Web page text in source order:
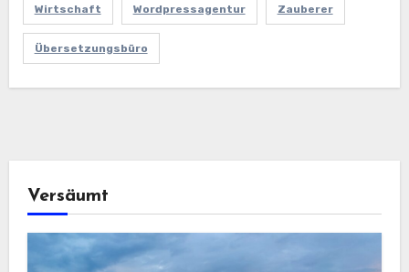
Wirtschaft Wordpressagentur Zauberer
Übersetzungsbüro
Versäumt